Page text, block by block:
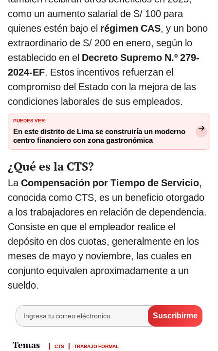
como un aumento salarial de S/ 100 para
quienes estén bajo el régimen CAS, y un bono
extraordinario de S/ 200 en enero, según lo
establecido en el Decreto Supremo N.º 279-
2024-EF. Estos incentivos refuerzan el
compromiso del Estado con la mejora de las
condiciones laborales de sus empleados.
PUEDES VER:
En este distrito de Lima se construiría un moderno
centro financiero con zona gastronómica
¿Qué es la CTS?
La Compensación por Tiempo de Servicio,
conocida como CTS, es un beneficio otorgado
a los trabajadores en relación de dependencia.
Consiste en que el empleador realice el
depósito en dos cuotas, generalmente en los
meses de mayo y noviembre, las cuales en
conjunto equivalen aproximadamente a un
sueldo.
CTS TRABAJO FORMAL